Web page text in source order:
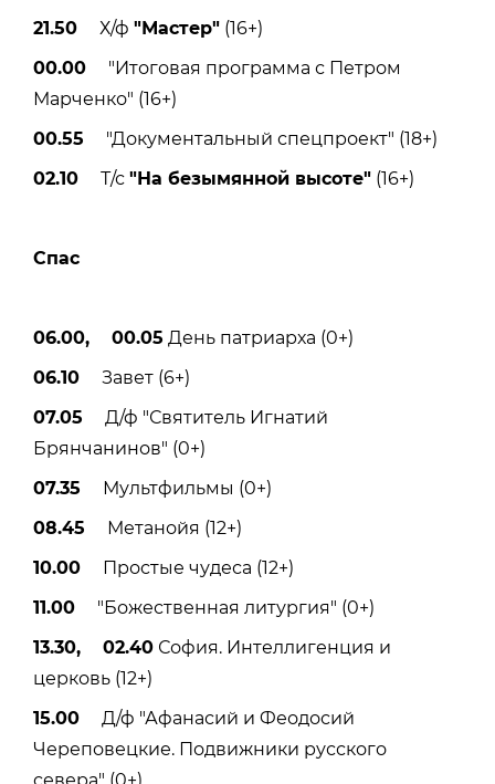
21.50 Х/ф "Мастер" (16+)
00.00 "Итоговая программа с Петром
Марченко" (16+)
00.55 "Документальный спецпроект" (18+)
02.10 Т/с "На безымянной высоте" (16+)
Спас
06.00, 00.05 День патриарха (0+)
06.10 Завет (6+)
07.05 Д/ф "Святитель Игнатий
Брянчанинов" (0+)
07.35 Мультфильмы (0+)
08.45 Метанойя (12+)
10.00 Простые чудеса (12+)
11.00 "Божественная литургия" (0+)
13.30, 02.40 София. Интеллигенция и
церковь (12+)
15.00 Д/ф "Афанасий и Феодосий
Череповецкие. Подвижники русского
севера" (0+)